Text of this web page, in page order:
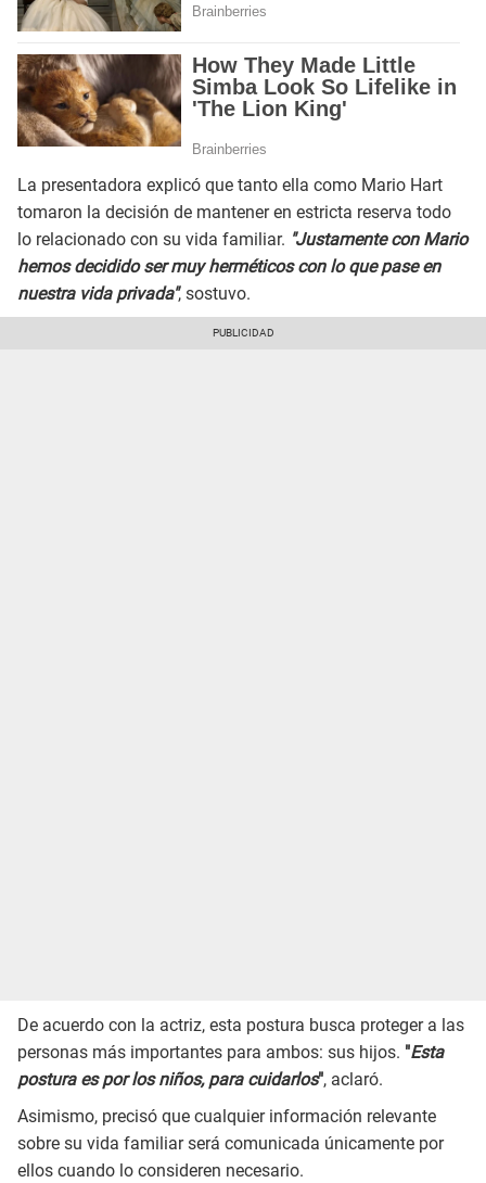
La presentadora explicó que tanto ella como Mario Hart
tomaron la decisión de mantener en estricta reserva todo
lo relacionado con su vida familiar. "Justamente con Mario
hemos decidido ser muy herméticos con lo que pase en
nuestra vida privada", sostuvo.
De acuerdo con la actriz, esta postura busca proteger a las
personas más importantes para ambos: sus hijos. "Esta
postura es por los niños, para cuidarlos", aclaró.
Asimismo, precisó que cualquier información relevante
sobre su vida familiar será comunicada únicamente por
ellos cuando lo consideren necesario.